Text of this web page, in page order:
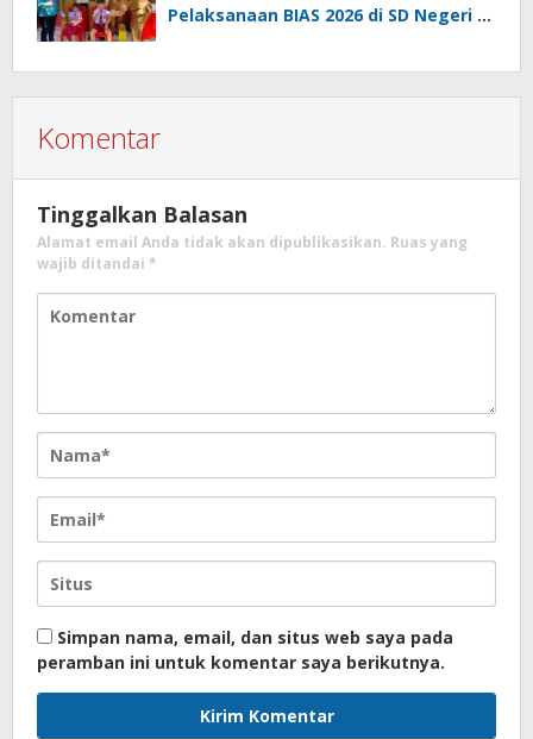
Pelaksanaan BIAS 2026 di SD Negeri 2
Komentar
Tinggalkan Balasan
Alamat email Anda tidak akan dipublikasikan. Ruas yang
wajib ditandai *
Simpan nama, email, dan situs web saya pada
peramban ini untuk komentar saya berikutnya.